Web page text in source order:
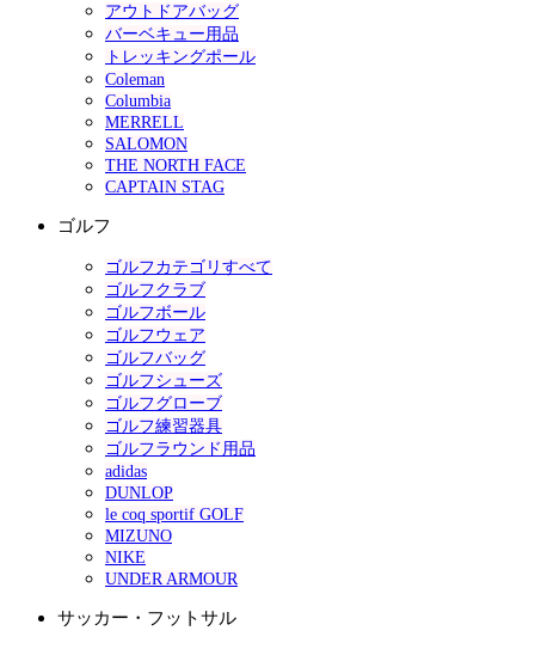
アウトドアバッグ
バーベキュー用品
トレッキングポール
Coleman
Columbia
MERRELL
SALOMON
THE NORTH FACE
CAPTAIN STAG
ゴルフ
ゴルフカテゴリすべて
ゴルフクラブ
ゴルフボール
ゴルフウェア
ゴルフバッグ
ゴルフシューズ
ゴルフグローブ
ゴルフ練習器具
ゴルフラウンド用品
adidas
DUNLOP
le coq sportif GOLF
MIZUNO
NIKE
UNDER ARMOUR
サッカー・フットサル